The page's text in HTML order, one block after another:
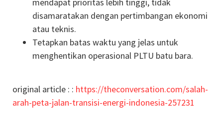
disamaratakan dengan pertimbangan ekonomi
atau teknis.
Tetapkan batas waktu yang jelas untuk
menghentikan operasional PLTU batu bara.
original article : : https://theconversation.com/salah-
arah-peta-jalan-transisi-energi-indonesia-257231